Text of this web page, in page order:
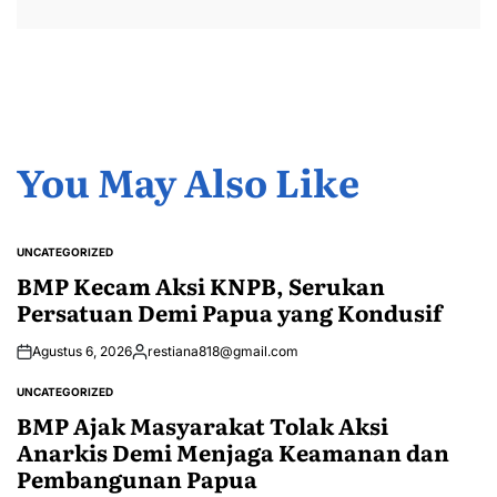
You May Also Like
POSTED
UNCATEGORIZED
BMP Kecam Aksi KNPB, Serukan
Persatuan Demi Papua yang Kondusif
Agustus 6, 2026Posted
restiana818@gmail.com
POSTED
UNCATEGORIZED
BMP Ajak Masyarakat Tolak Aksi
Anarkis Demi Menjaga Keamanan dan
Pembangunan Papua